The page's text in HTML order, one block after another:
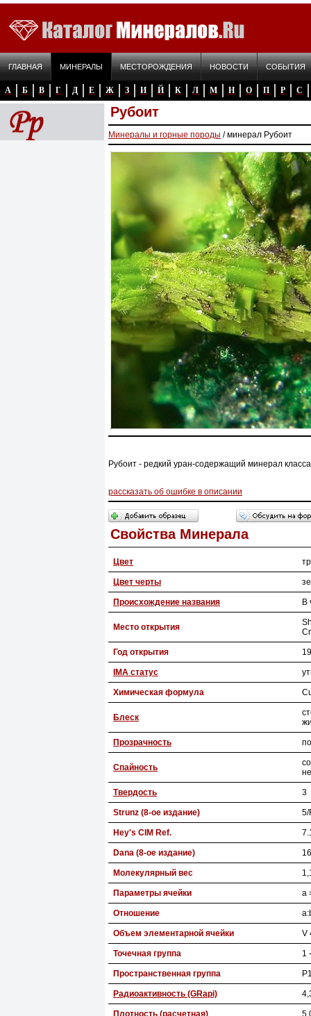
ГЛАВНАЯ МИНЕРАЛЫ МЕСТОРОЖДЕНИЯ НОВОСТИ СОБЫТИЯ
А Б В Г Д Е Ж З И Й К Л М Н О П Р С
Рубоит
Минералы и горные породы / минерал Рубоит
Рубоит - редкий уран-содержащий минерал
рассказать об ошибке в описании
Свойства Минерала
Цвет
Цвет черты
Происхождение названия В
Место открытия
Год открытия
IMA статус
Химическая формула
Блеск
Прозрачность
Спайность
Твердость 3
Strunz (8-ое издание) 5/
Hey's CIM Ref.
Dana (8-ое издание)
Молекулярный вес
Параметры ячейки a
Отношение
Объем элементарной ячейки V
Точечная группа 1
Пространственная группа
Радиоактивность (GRapi)
Плотность (расчетная)